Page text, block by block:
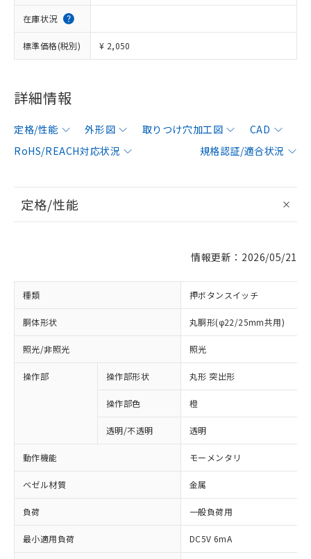
在庫状況
標準価格(税別) ¥ 2,050
詳細情報
定格/性能 外形図 取りつけ穴加工図
CAD
RoHS/REACH対応状況
規格認証/適合状況
定格/性能
情報更新：2026/05/21
種類 押ボタンスイッチ
胴体形状 丸胴形(φ22/25mm共用)
照光/非照光 照光
操作部 操作部形状 丸形 突出形
操作部色 橙
透明/不透明 透明
動作機能 モーメンタリ
ベゼル材質 金属
負荷 一般負荷用
最小適用負荷 DC5V 6mA